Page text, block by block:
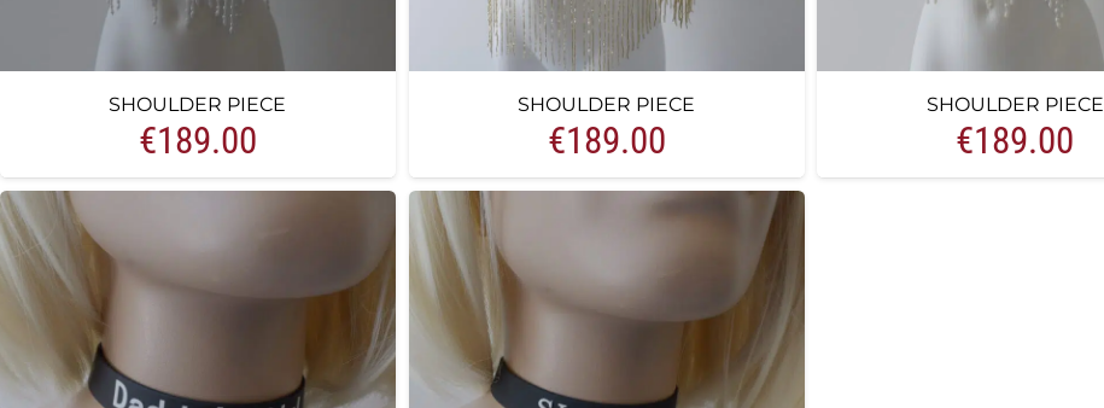
SHOULDER PIECE
€189.00
SHOULDER PIECE
€189.00
SHOULDER PIECE
€189.00